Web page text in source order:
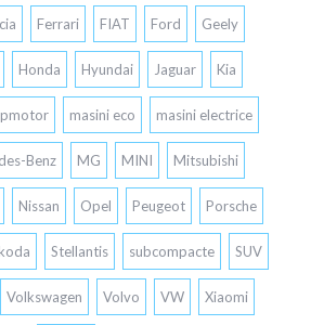
Ferrari FIAT Ford Geely
Honda Hyundai Jaguar Kia
masini eco masini electrice
Benz MG MINI Mitsubishi
Nissan Opel Peugeot Porsche
Stellantis subcompacte SUV
Volkswagen Volvo VW Xiaomi